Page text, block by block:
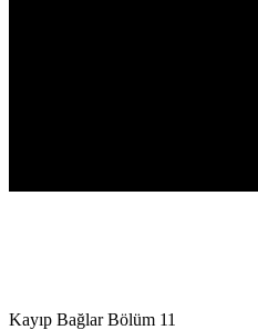
Kayıp Bağlar Bölüm 11